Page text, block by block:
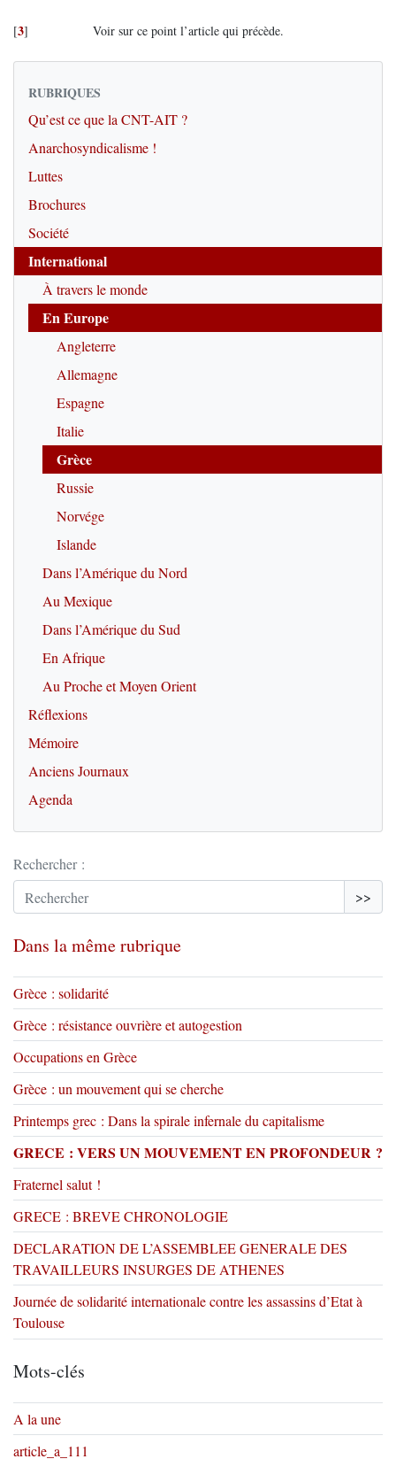
[3] Voir sur ce point l’article qui précède.
RUBRIQUES
Qu’est ce que la CNT-AIT ?
Anarchosyndicalisme !
Luttes
Brochures
Société
International
À travers le monde
En Europe
Angleterre
Allemagne
Espagne
Italie
Grèce
Russie
Norvége
Islande
Dans l’Amérique du Nord
Au Mexique
Dans l’Amérique du Sud
En Afrique
Au Proche et Moyen Orient
Réflexions
Mémoire
Anciens Journaux
Agenda
Rechercher :
>>
Dans la même rubrique
Grèce : solidarité
Grèce : résistance ouvrière et autogestion
Occupations en Grèce
Grèce : un mouvement qui se cherche
Printemps grec : Dans la spirale infernale du capitalisme
GRECE : VERS UN MOUVEMENT EN PROFONDEUR ?
Fraternel salut !
GRECE : BREVE CHRONOLOGIE
DECLARATION DE L’ASSEMBLEE GENERALE DES
TRAVAILLEURS INSURGES DE ATHENES
Journée de solidarité internationale contre les assassins d’Etat à
Toulouse
Mots-clés
A la une
article_a_111